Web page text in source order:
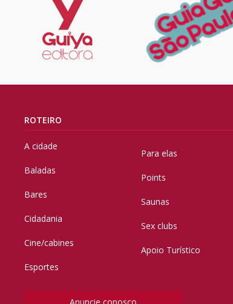
ROTEIRO
A cidade
Baladas
Bares
Cidadania
Cine/cabines
Esportes
Para elas
Points
Saunas
Sex clubs
Apoio Turístico